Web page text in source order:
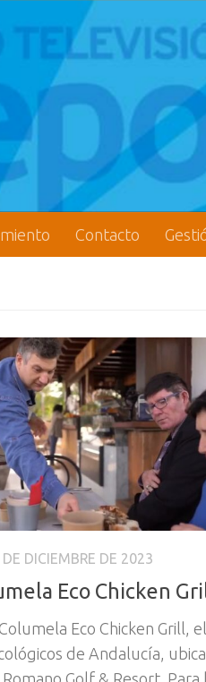
Contacto
DICIEMBRE DE 2023
Eco Chicken
Eco Chicken Grill,
de Andalucía,
Golf & Resort. Para